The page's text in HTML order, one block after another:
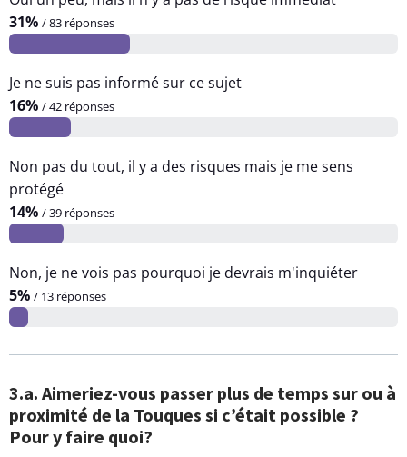
31% / 83 réponses
Je ne suis pas informé sur ce sujet
16% / 42 réponses
Non pas du tout, il y a des risques mais je me sens
protégé
14% / 39 réponses
Non, je ne vois pas pourquoi je devrais m'inquiéter
5% / 13 réponses
3.a. Aimeriez-vous passer plus de temps sur ou à
proximité de la Touques si c’était possible ?
Pour y faire quoi?